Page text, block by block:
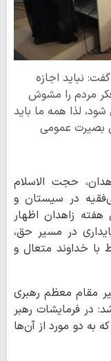
نباید اجازه
مردم را مشوش
لذا همه ما باید
بصیرت عمومی
حجت الاسلام
در سیستان و
زاهدان اظهار
در مسیر حق،
با خداوند متعال و
مقام معظم رهبری
در فرمایشات رهبر
به دو مورد از آن‌ها